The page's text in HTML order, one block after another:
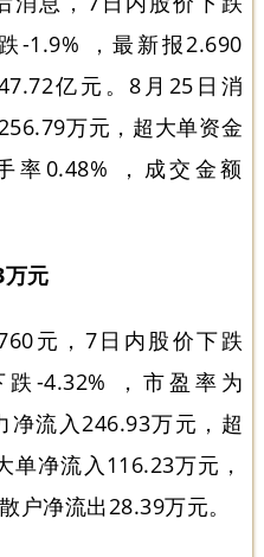
-1.9% ，最新报2.690
亿元。8月25日消
万元，超大单资金
率0.48% ，成交金额
元
元，7日内股价下跌
-4.32% ，市盈率为
净流入246.93万元，超
单净流入116.23万元，
户净流出28.39万元。